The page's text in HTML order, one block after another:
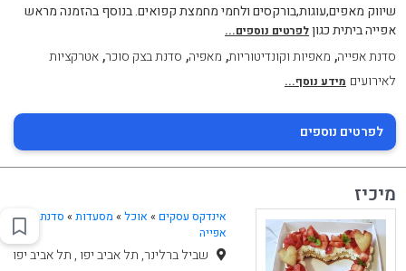
שיווק מאפים,עוגות,בורקסים ולחמי מחמצת קפואים. בנוסף בהזמנה מראש
אפייה ביתית כגוןלפרטים נוספים...
סדנת אפייה, מאפיות וקונדיטוריות, מאפיה, סדנת בצק סוכר,אטרקציות
לאירועים מידע נוסף...
לפרטים נוספים
מיכיז
אינדקס עסקים » אוכל» מסעדות» סדנת
אפייה
שביל ברלינר, תל אביב יפו , תל אביב יפו